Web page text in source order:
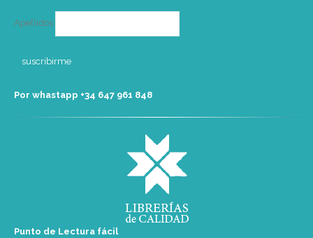
Apellidos
Por whastapp +34 ‭647 961 848‬
Punto de Lectura fácil